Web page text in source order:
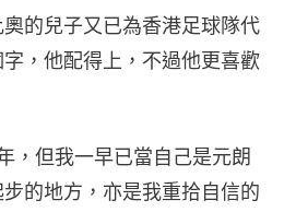
的兒子又已為香港足球隊代
，他配得上，不過他更喜歡
，但我一早已當自己是元朗
的地方，亦是我重拾自信的